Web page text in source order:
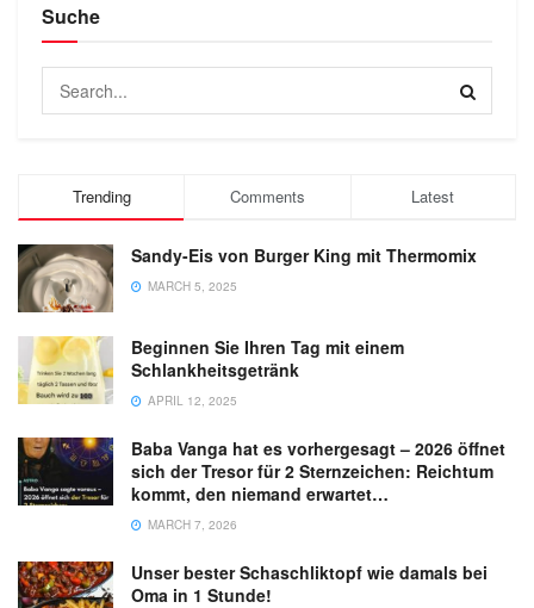
Suche
Trending Comments Latest
Sandy-Eis von Burger King mit Thermomix
MARCH 5, 2025
Beginnen Sie Ihren Tag mit einem
Schlankheitsgetränk
APRIL 12, 2025
Baba Vanga hat es vorhergesagt – 2026 öffnet
sich der Tresor für 2 Sternzeichen: Reichtum
kommt, den niemand erwartet…
MARCH 7, 2026
Unser bester Schaschliktopf wie damals bei
Oma in 1 Stunde!